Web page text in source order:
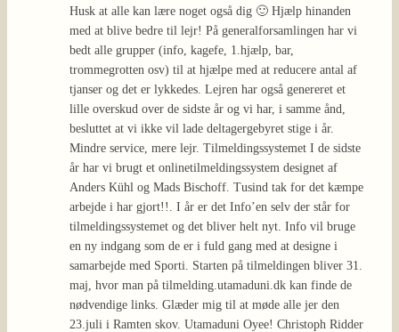
Husk at alle kan lære noget også dig 🙂 Hjælp hinanden
med at blive bedre til lejr! På generalforsamlingen har vi
bedt alle grupper (info, kagefe, 1.hjælp, bar,
trommegrotten osv) til at hjælpe med at reducere antal af
tjanser og det er lykkedes. Lejren har også genereret et
lille overskud over de sidste år og vi har, i samme ånd,
besluttet at vi ikke vil lade deltagergebyret stige i år.
Mindre service, mere lejr. Tilmeldingssystemet I de sidste
år har vi brugt et onlinetilmeldingssystem designet af
Anders Kühl og Mads Bischoff. Tusind tak for det kæmpe
arbejde i har gjort!!. I år er det Info’en selv der står for
tilmeldingssystemet og det bliver helt nyt. Info vil bruge
en ny indgang som de er i fuld gang med at designe i
samarbejde med Sporti. Starten på tilmeldingen bliver 31.
maj, hvor man på tilmelding.utamaduni.dk kan finde de
nødvendige links. Glæder mig til at møde alle jer den
23.juli i Ramten skov. Utamaduni Oyee! Christoph Ridder